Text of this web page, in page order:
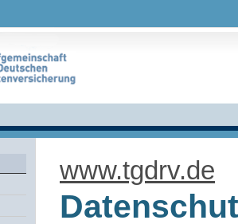
www.tgdrv.de